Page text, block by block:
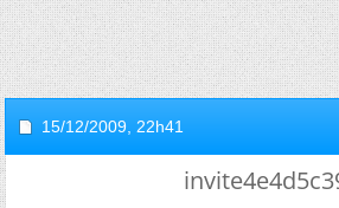
15/12/2009, 22h41